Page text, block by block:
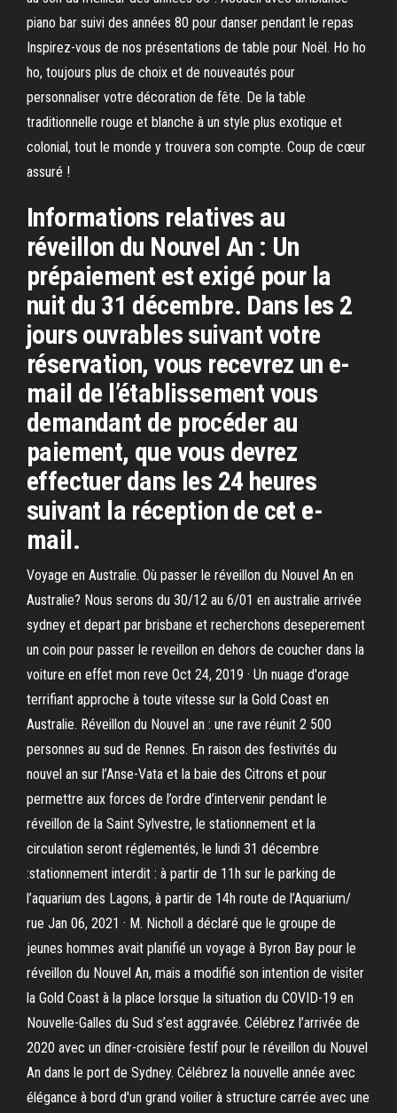
piano bar suivi des années 80 pour danser pendant le repas
Inspirez-vous de nos présentations de table pour Noël. Ho ho
ho, toujours plus de choix et de nouveautés pour
personnaliser votre décoration de fête. De la table
traditionnelle rouge et blanche à un style plus exotique et
colonial, tout le monde y trouvera son compte. Coup de cœur
assuré !
Informations relatives au
réveillon du Nouvel An : Un
prépaiement est exigé pour la
nuit du 31 décembre. Dans les 2
jours ouvrables suivant votre
réservation, vous recevrez un e-
mail de l’établissement vous
demandant de procéder au
paiement, que vous devrez
effectuer dans les 24 heures
suivant la réception de cet e-
mail.
Voyage en Australie. Où passer le réveillon du Nouvel An en
Australie? Nous serons du 30/12 au 6/01 en australie arrivée
sydney et depart par brisbane et recherchons deseperement
un coin pour passer le reveillon en dehors de coucher dans la
voiture en effet mon reve Oct 24, 2019 · Un nuage d'orage
terrifiant approche à toute vitesse sur la Gold Coast en
Australie. Réveillon du Nouvel an : une rave réunit 2 500
personnes au sud de Rennes. En raison des festivités du
nouvel an sur l’Anse-Vata et la baie des Citrons et pour
permettre aux forces de l’ordre d’intervenir pendant le
réveillon de la Saint Sylvestre, le stationnement et la
circulation seront réglementés, le lundi 31 décembre
:stationnement interdit : à partir de 11h sur le parking de
l’aquarium des Lagons, à partir de 14h route de l’Aquarium/
rue Jan 06, 2021 · M. Nicholl a déclaré que le groupe de
jeunes hommes avait planifié un voyage à Byron Bay pour le
réveillon du Nouvel An, mais a modifié son intention de visiter
la Gold Coast à la place lorsque la situation du COVID-19 en
Nouvelle-Galles du Sud s’est aggravée. Célébrez l’arrivée de
2020 avec un dîner-croisière festif pour le réveillon du Nouvel
An dans le port de Sydney. Célébrez la nouvelle année avec
élégance à bord d'un grand voilier à structure carrée avec une